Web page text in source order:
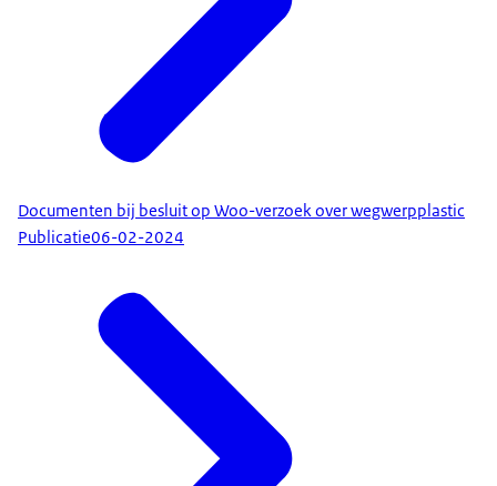
Documenten bij besluit op Woo-verzoek over wegwerpplastic
Publicatie06-02-2024